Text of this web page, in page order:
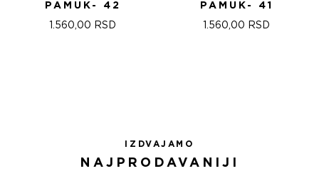
PAMUK- 42
1.560,00 RSD
PAMUK- 41
1.560,00 RSD
IZDVAJAMO
NAJPRODAVANIJI